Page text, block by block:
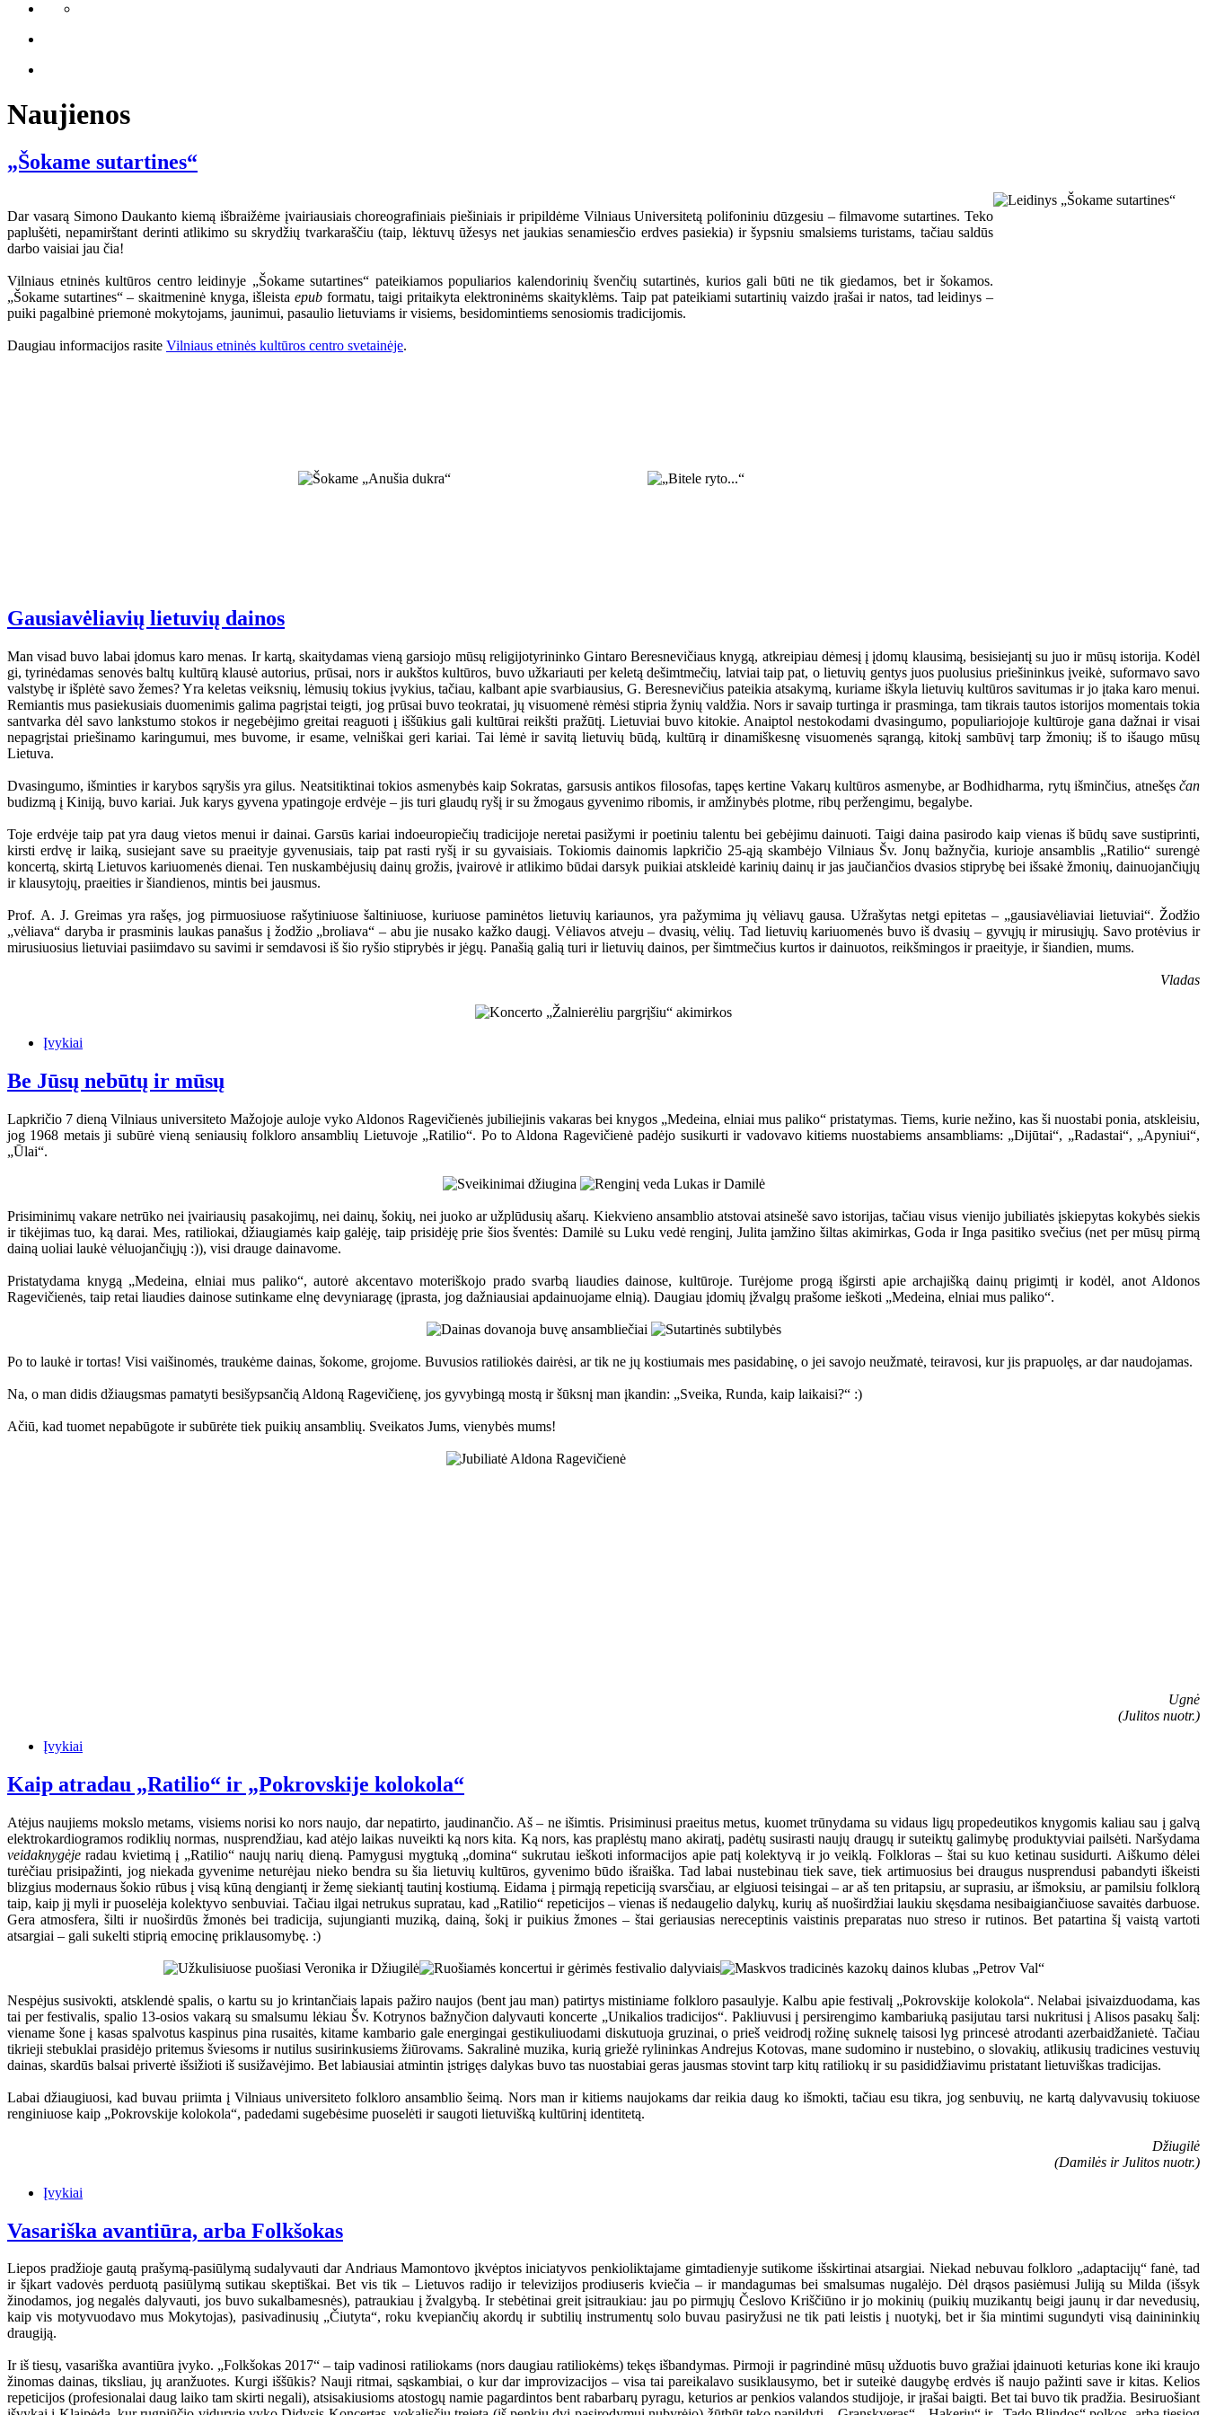
Naujienos
„Šokame sutartines“
Dar vasarą Simono Daukanto kiemą išbraižėme įvairiausiais choreografiniais piešiniais ir pripildėme Vilniaus Universitetą polifoniniu dūzgesiu – filmavome sutartines. Teko
paplušėti, nepamirštant derinti atlikimo su skrydžių tvarkaraščiu (taip, lėktuvų ūžesys net jaukias senamiesčio erdves pasiekia) ir šypsniu smalsiems turistams, tačiau saldūs
darbo vaisiai jau čia!
Vilniaus etninės kultūros centro leidinyje „Šokame sutartines“ pateikiamos populiarios kalendorinių švenčių sutartinės, kurios gali būti ne tik giedamos, bet ir šokamos.
„Šokame sutartines“ – skaitmeninė knyga, išleistaepub formatu, taigi pritaikyta elektroninėms skaityklėms. Taip pat pateikiami sutartinių vaizdo įrašai ir natos, tad leidinys –
puiki pagalbinė priemonė mokytojams, jaunimui, pasaulio lietuviams ir visiems, besidomintiems senosiomis tradicijomis.
Daugiau informacijos rasite Vilniaus etninės kultūros centro svetainėje.
Gausiavėliavių lietuvių dainos
Man visad buvo labai įdomus karo menas. Ir kartą, skaitydamas vieną garsiojo mūsų religijotyrininko Gintaro Beresnevičiaus knygą, atkreipiau dėmesį į įdomų klausimą, besisiejantį su juo ir mūsų istorija. Kodėl
gi, tyrinėdamas senovės baltų kultūrą klausė autorius, prūsai, nors ir aukštos kultūros, buvo užkariauti per keletą dešimtmečių, latviai taip pat, o lietuvių gentys juos puolusius priešininkus įveikė, suformavo savo
valstybę ir išplėtė savo žemes? Yra keletas veiksnių, lėmusių tokius įvykius, tačiau, kalbant apie svarbiausius, G. Beresnevičius pateikia atsakymą, kuriame iškyla lietuvių kultūros savitumas ir jo įtaka karo menui.
Remiantis mus pasiekusiais duomenimis galima pagrįstai teigti, jog prūsai buvo teokratai, jų visuomenė rėmėsi stipria žynių valdžia. Nors ir savaip turtinga ir prasminga, tam tikrais tautos istorijos momentais tokia
santvarka dėl savo lankstumo stokos ir negebėjimo greitai reaguoti į iššūkius gali kultūrai reikšti pražūtį. Lietuviai buvo kitokie. Anaiptol nestokodami dvasingumo, populiariojoje kultūroje gana dažnai ir visai
nepagrįstai priešinamo karingumui, mes buvome, ir esame, velniškai geri kariai. Tai lėmė ir savitą lietuvių būdą, kultūrą ir dinamiškesnę visuomenės sąrangą, kitokį sambūvį tarp žmonių; iš to išaugo mūsų
Lietuva.
Dvasingumo, išminties ir karybos sąryšis yra gilus. Neatsitiktinai tokios asmenybės kaip Sokratas, garsusis antikos filosofas, tapęs kertine Vakarų kultūros asmenybe, ar Bodhidharma, rytų išminčius, atnešęs čan
budizmą į Kiniją, buvo kariai. Juk karys gyvena ypatingoje erdvėje – jis turi glaudų ryšį ir su žmogaus gyvenimo ribomis, ir amžinybės plotme, ribų peržengimu, begalybe.
Toje erdvėje taip pat yra daug vietos menui ir dainai. Garsūs kariai indoeuropiečių tradicijoje neretai pasižymi ir poetiniu talentu bei gebėjimu dainuoti. Taigi daina pasirodo kaip vienas iš būdų save sustiprinti,
kirsti erdvę ir laiką, susiejant save su praeityje gyvenusiais, taip pat rasti ryšį ir su gyvaisiais. Tokiomis dainomis lapkričio 25-ąją skambėjo Vilniaus Šv. Jonų bažnyčia, kurioje ansamblis „Ratilio“ surengė
koncertą, skirtą Lietuvos kariuomenės dienai. Ten nuskambėjusių dainų grožis, įvairovė ir atlikimo būdai darsyk puikiai atskleidė karinių dainų ir jas jaučiančios dvasios stiprybę bei išsakė žmonių, dainuojančiųjų
ir klausytojų, praeities ir šiandienos, mintis bei jausmus.
Prof. A. J. Greimas yra rašęs, jog pirmuosiuose rašytiniuose šaltiniuose, kuriuose paminėtos lietuvių kariaunos, yra pažymima jų vėliavų gausa. Užrašytas netgi epitetas – „gausiavėliaviai lietuviai“. Žodžio
„vėliava“ daryba ir prasminis laukas panašus į žodžio „broliava“ – abu jie nusako kažko daugį. Vėliavos atveju – dvasių, vėlių. Tad lietuvių kariuomenės buvo iš dvasių – gyvųjų ir mirusiųjų. Savo protėvius ir
mirusiuosius lietuviai pasiimdavo su savimi ir semdavosi iš šio ryšio stiprybės ir jėgų. Panašią galią turi ir lietuvių dainos, per šimtmečius kurtos ir dainuotos, reikšmingos ir praeityje, ir šiandien, mums.
Vladas
Įvykiai
Be Jūsų nebūtų ir mūsų
Lapkričio 7 dieną Vilniaus universiteto Mažojoje auloje vyko Aldonos Ragevičienės jubiliejinis vakaras bei knygos „Medeina, elniai mus paliko“ pristatymas. Tiems, kurie nežino, kas ši nuostabi ponia, atskleisiu,
jog 1968 metais ji subūrė vieną seniausių folkloro ansamblių Lietuvoje „Ratilio“. Po to Aldona Ragevičienė padėjo susikurti ir vadovavo kitiems nuostabiems ansambliams: „Dijūtai“, „Radastai“, „Apyniui“,
„Ūlai“.
Prisiminimų vakare netrūko nei įvairiausių pasakojimų, nei dainų, šokių, nei juoko ar užplūdusių ašarų. Kiekvieno ansamblio atstovai atsinešė savo istorijas, tačiau visus vienijo jubiliatės įskiepytas kokybės siekis
ir tikėjimas tuo, ką darai. Mes, ratiliokai, džiaugiamės kaip galėję, taip prisidėję prie šios šventės: Damilė su Luku vedė renginį, Julita įamžino šiltas akimirkas, Goda ir Inga pasitiko svečius (net per mūsų pirmą
dainą uoliai laukė vėluojančiųjų :)), visi drauge dainavome.
Pristatydama knygą „Medeina, elniai mus paliko“, autorė akcentavo moteriškojo prado svarbą liaudies dainose, kultūroje. Turėjome progą išgirsti apie archajišką dainų prigimtį ir kodėl, anot Aldonos
Ragevičienės, taip retai liaudies dainose sutinkame elnę devyniaragę (įprasta, jog dažniausiai apdainuojame elnią). Daugiau įdomių įžvalgų prašome ieškoti „Medeina, elniai mus paliko“.
Po to laukė ir tortas! Visi vaišinomės, traukėme dainas, šokome, grojome. Buvusios ratiliokės dairėsi, ar tik ne jų kostiumais mes pasidabinę, o jei savojo neužmatė, teiravosi, kur jis prapuolęs, ar dar naudojamas.
Na, o man didis džiaugsmas pamatyti besišypsančią Aldoną Ragevičienę, jos gyvybingą mostą ir šūksnį man įkandin: „Sveika, Runda, kaip laikaisi?“ :)
Ačiū, kad tuomet nepabūgote ir subūrėte tiek puikių ansamblių. Sveikatos Jums, vienybės mums!
Ugnė
(Julitos nuotr.)
Įvykiai
Kaip atradau „Ratilio“ ir „Pokrovskije kolokola“
Atėjus naujiems mokslo metams, visiems norisi ko nors naujo, dar nepatirto, jaudinančio. Aš – ne išimtis. Prisiminusi praeitus metus, kuomet trūnydama su vidaus ligų propedeutikos knygomis kaliau sau į galvą
elektrokardiogramos rodiklių normas, nusprendžiau, kad atėjo laikas nuveikti ką nors kita. Ką nors, kas praplėstų mano akiratį, padėtų susirasti naujų draugų ir suteiktų galimybę produktyviai pailsėti. Naršydama
veidaknygėje radau kvietimą į „Ratilio“ naujų narių dieną. Pamygusi mygtuką „domina“ sukrutau ieškoti informacijos apie patį kolektyvą ir jo veiklą. Folkloras – štai su kuo ketinau susidurti. Aiškumo dėlei
turėčiau prisipažinti, jog niekada gyvenime neturėjau nieko bendra su šia lietuvių kultūros, gyvenimo būdo išraiška. Tad labai nustebinau tiek save, tiek artimuosius bei draugus nusprendusi pabandyti iškeisti
blizgius modernaus šokio rūbus į visą kūną dengiantį ir žemę siekiantį tautinį kostiumą. Eidama į pirmąją repeticiją svarsčiau, ar elgiuosi teisingai – ar aš ten pritapsiu, ar suprasiu, ar išmoksiu, ar pamilsiu folklorą
taip, kaip jį myli ir puoselėja kolektyvo senbuviai. Tačiau ilgai netrukus supratau, kad „Ratilio“ repeticijos – vienas iš nedaugelio dalykų, kurių aš nuoširdžiai laukiu skęsdama nesibaigiančiuose savaitės darbuose.
Gera atmosfera, šilti ir nuoširdūs žmonės bei tradicija, sujungianti muziką, dainą, šokį ir puikius žmones – štai geriausias nereceptinis vaistinis preparatas nuo streso ir rutinos. Bet patartina šį vaistą vartoti
atsargiai – gali sukelti stiprią emocinę priklausomybę. :)
Nespėjus susivokti, atsklendė spalis, o kartu su jo krintančiais lapais pažiro naujos (bent jau man) patirtys mistiniame folkloro pasaulyje. Kalbu apie festivalį „Pokrovskije kolokola“. Nelabai įsivaizduodama, kas
tai per festivalis, spalio 13-osios vakarą su smalsumu lėkiau Šv. Kotrynos bažnyčion dalyvauti koncerte „Unikalios tradicijos“. Pakliuvusi į persirengimo kambariuką pasijutau tarsi nukritusi į Alisos pasakų šalį:
viename šone į kasas spalvotus kaspinus pina rusaitės, kitame kambario gale energingai gestikuliuodami diskutuoja gruzinai, o prieš veidrodį rožinę suknelę taisosi lyg princesė atrodanti azerbaidžanietė. Tačiau
tikrieji stebuklai prasidėjo pritemus šviesoms ir nutilus susirinkusiems žiūrovams. Sakralinė muzika, kurią griežė rylininkas Andrejus Kotovas, mane sudomino ir nustebino, o slovakių, atlikusių tradicines vestuvių
dainas, skardūs balsai privertė išsižioti iš susižavėjimo. Bet labiausiai atmintin įstrigęs dalykas buvo tas nuostabiai geras jausmas stovint tarp kitų ratiliokų ir su pasididžiavimu pristatant lietuviškas tradicijas.
Labai džiaugiuosi, kad buvau priimta į Vilniaus universiteto folkloro ansamblio šeimą. Nors man ir kitiems naujokams dar reikia daug ko išmokti, tačiau esu tikra, jog senbuvių, ne kartą dalyvavusių tokiuose
renginiuose kaip „Pokrovskije kolokola“, padedami sugebėsime puoselėti ir saugoti lietuvišką kultūrinį identitetą.
Džiugilė
(Damilės ir Julitos nuotr.)
Įvykiai
Vasariška avantiūra, arba Folkšokas
Liepos pradžioje gautą prašymą-pasiūlymą sudalyvauti dar Andriaus Mamontovo įkvėptos iniciatyvos penkioliktajame gimtadienyje sutikome išskirtinai atsargiai. Niekad nebuvau folkloro „adaptacijų“ fanė, tad
ir šįkart vadovės perduotą pasiūlymą sutikau skeptiškai. Bet vis tik – Lietuvos radijo ir televizijos prodiuseris kviečia – ir mandagumas bei smalsumas nugalėjo. Dėl drąsos pasiėmusi Juliją su Milda (išsyk
žinodamos, jog negalės dalyvauti, jos buvo sukalbamesnės), patraukiau į žvalgybą. Ir stebėtinai greit įsitraukiau: jau po pirmųjų Česlovo Kriščiūno ir jo mokinių (puikių muzikantų beigi jaunų ir dar nevedusių,
kaip vis motyvuodavo mus Mokytojas), pasivadinusių „Čiutyta“, roku kvepiančių akordų ir subtilių instrumentų solo buvau pasiryžusi ne tik pati leistis į nuotykį, bet ir šia mintimi sugundyti visą dainininkių
draugiją.
Ir iš tiesų, vasariška avantiūra įvyko. „Folkšokas 2017“ – taip vadinosi ratiliokams (nors daugiau ratiliokėms) tekęs išbandymas. Pirmoji ir pagrindinė mūsų užduotis buvo gražiai įdainuoti keturias kone iki kraujo
žinomas dainas, tiksliau, jų aranžuotes. Kurgi iššūkis? Nauji ritmai, sąskambiai, o kur dar improvizacijos – visa tai pareikalavo susiklausymo, bet ir suteikė daugybę erdvės iš naujo pažinti save ir kitas. Kelios
repeticijos (profesionalai daug laiko tam skirti negali), atsisakiusioms atostogų namie pagardintos bent rabarbarų pyragu, keturios ar penkios valandos studijoje, ir įrašai baigti. Bet tai buvo tik pradžia. Besiruošiant